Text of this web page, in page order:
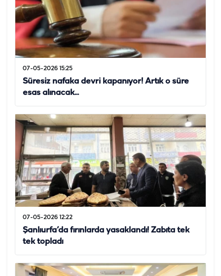
07-05-2026 15:25
Süresiz nafaka devri kapanıyor! Artık o süre
esas alınacak...
07-05-2026 12:22
Şanlıurfa’da fırınlarda yasaklandı! Zabıta tek
tek topladı